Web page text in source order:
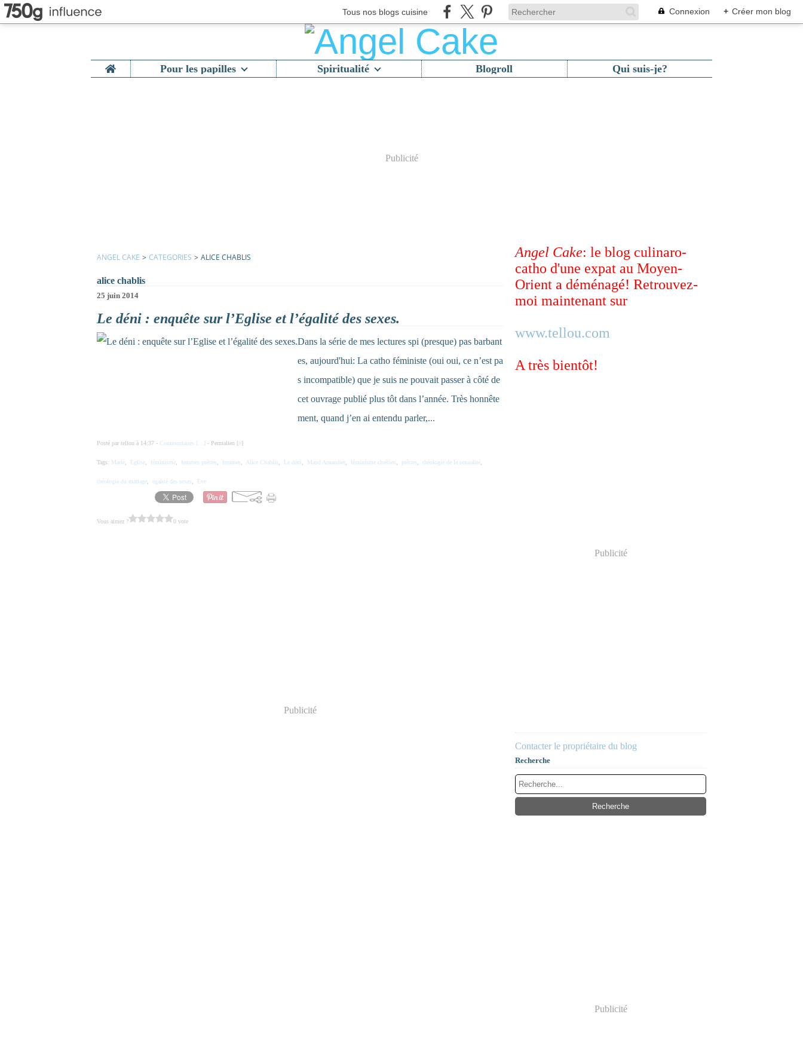
Tous nos blogs cuisine Connexion + Créer mon blog
Home Pour les papilles Spiritualité Blogroll Qui suis-je?
Publicité
ANGEL CAKE > CATEGORIES > ALICE CHABLIS
alice chablis
25 juin 2014
Le déni : enquête sur l’Eglise et l’égalité des sexes.
Dans la série de mes lectures spi (presque) pas barbant
es, aujourd'hui: La catho féministe (oui oui, ce n’est pa
s incompatible) que je suis ne pouvait passer à côté de
cet ouvrage publié plus tôt dans l’année. Très honnête
ment, quand j’en ai entendu parler,...
Posté par tellou à 14:37 - Commentaires [ ] - Permalien [#]
Tags: Marie Eglise féminisme femmes prêtres femmes Alice Chablis Le déni Maud Amandier féminisme chrétien prêtres théologie de la sexualité
théologie du mariage égalité des sexes Eve
Vous aimez ? 0 vote
Publicité
Angel Cake: le blog culinaro-
catho d'une expat au Moyen-
Orient a déménagé! Retrouvez-
moi maintenant sur
www.tellou.com
A très bientôt!
Publicité
Contacter le propriétaire du blog
Recherche
Publicité